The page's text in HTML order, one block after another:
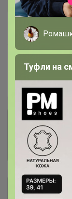
Ожидание
Пристрой
Комментарии к
Отзывы
Описание
Туфли на